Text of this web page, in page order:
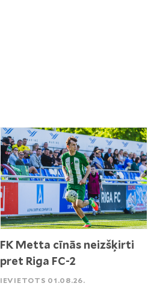
FK Metta cīnās neizšķirti
pret Riga FC-2
IEVIETOTS 01.08.26.